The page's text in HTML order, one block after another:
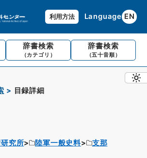
利用方法 Language EN
辞書検索
（カテゴリ）
辞書検索
（五十音順）
目録詳細
究所 陸軍一般史料
支那